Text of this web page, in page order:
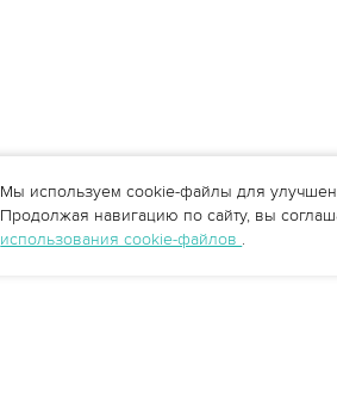
Мы используем cookie-файлы для
Продолжая навигацию по сайту, вы
использования cookie-файлов .